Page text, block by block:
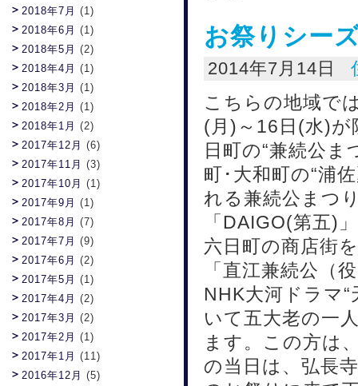
お祭りシー
2014年7月14日
こちらの地域で
(月)～16日(水)が
日町の“兼続公
町･大和町の“浦
れる兼続公まつ
「DAIGO(第五)
六日町の商店街
「直江兼続公（
NHK大河ドラマ
いて五大老の一
ます。この方は
の当日は、弘長
2018年7月 (1)
2018年6月 (1)
2018年5月 (2)
2018年4月 (1)
2018年3月 (1)
2018年2月 (1)
2018年1月 (2)
2017年12月 (6)
2017年11月 (3)
2017年10月 (1)
2017年9月 (1)
2017年8月 (7)
2017年7月 (9)
2017年6月 (2)
2017年5月 (1)
2017年4月 (2)
2017年3月 (2)
2017年2月 (1)
2017年1月 (11)
2016年12月 (5)